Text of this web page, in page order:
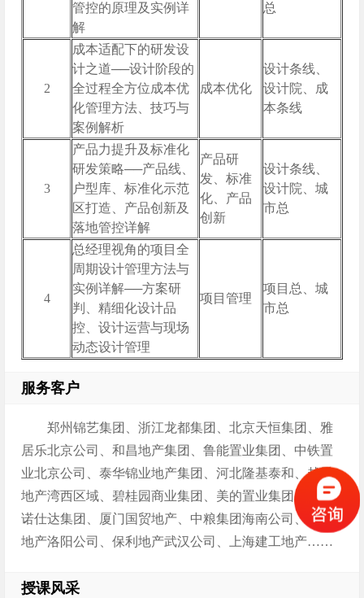
管控的原理及实例详
解
总
2
成本适配下的研发设
计之道──设计阶段的
全过程全方位成本优
化管理方法、技巧与
案例解析
成本优化
设计条线、
设计院、成
本条线
3
产品力提升及标准化
研发策略──产品线、
户型库、标准化示范
区打造、产品创新及
落地管控详解
产品研
发、标准
化、产品
创新
设计条线、
设计院、城
市总
4
总经理视角的项目全
周期设计管理方法与
实例详解──方案研
判、精细化设计品
控、设计运营与现场
动态设计管理
项目管理
项目总、城
市总
服务客户
郑州锦艺集团、浙江龙都集团、北京天恒集团、雅
居乐北京公司、和昌地产集团、鲁能置业集团、中铁置
业北京公司、泰华锦业地产集团、河北隆基泰和、越秀
地产湾西区域、碧桂园商业集团、美的置业集团、云南
诺仕达集团、厦门国贸地产、中粮集团海南公司、绿都
地产洛阳公司、保利地产武汉公司、上海建工地产……
授课风采